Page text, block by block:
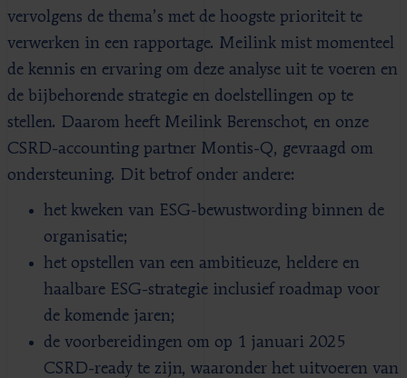
vervolgens de thema’s met de hoogste prioriteit te
verwerken in een rapportage. Meilink mist momenteel
de kennis en ervaring om deze analyse uit te voeren en
de bijbehorende strategie en doelstellingen op te
stellen. Daarom heeft Meilink Berenschot, en onze
CSRD-accounting partner Montis-Q, gevraagd om
ondersteuning. Dit betrof onder andere:
het kweken van ESG-bewustwording binnen de
organisatie;
het opstellen van een ambitieuze, heldere en
haalbare ESG-strategie inclusief roadmap voor
de komende jaren;
de voorbereidingen om op 1 januari 2025
CSRD-ready te zijn, waaronder het uitvoeren van